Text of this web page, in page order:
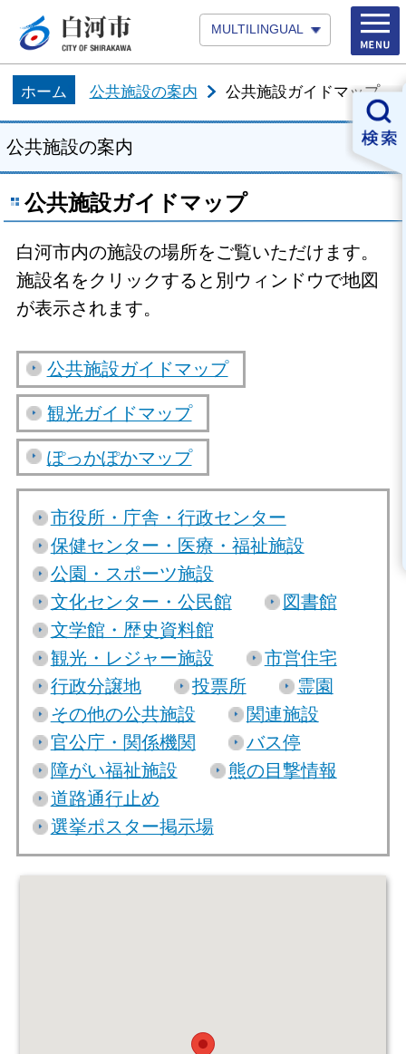
MULTILINGUAL
ホーム 公共施設の案内 公共施設ガイドマップ
公共施設の案内
公共施設ガイドマップ
白河市内の施設の場所をご覧いただけます。
施設名をクリックすると別ウィンドウで地図
が表示されます。
公共施設ガイドマップ
観光ガイドマップ
ぽっかぽかマップ
市役所・庁舎・行政センター
保健センター・医療・福祉施設
公園・スポーツ施設
文化センター・公民館
図書館
文学館・歴史資料館
観光・レジャー施設
市営住宅
行政分譲地
投票所
霊園
その他の公共施設
関連施設
官公庁・関係機関
バス停
障がい福祉施設
熊の目撃情報
道路通行止め
選挙ポスター掲示場